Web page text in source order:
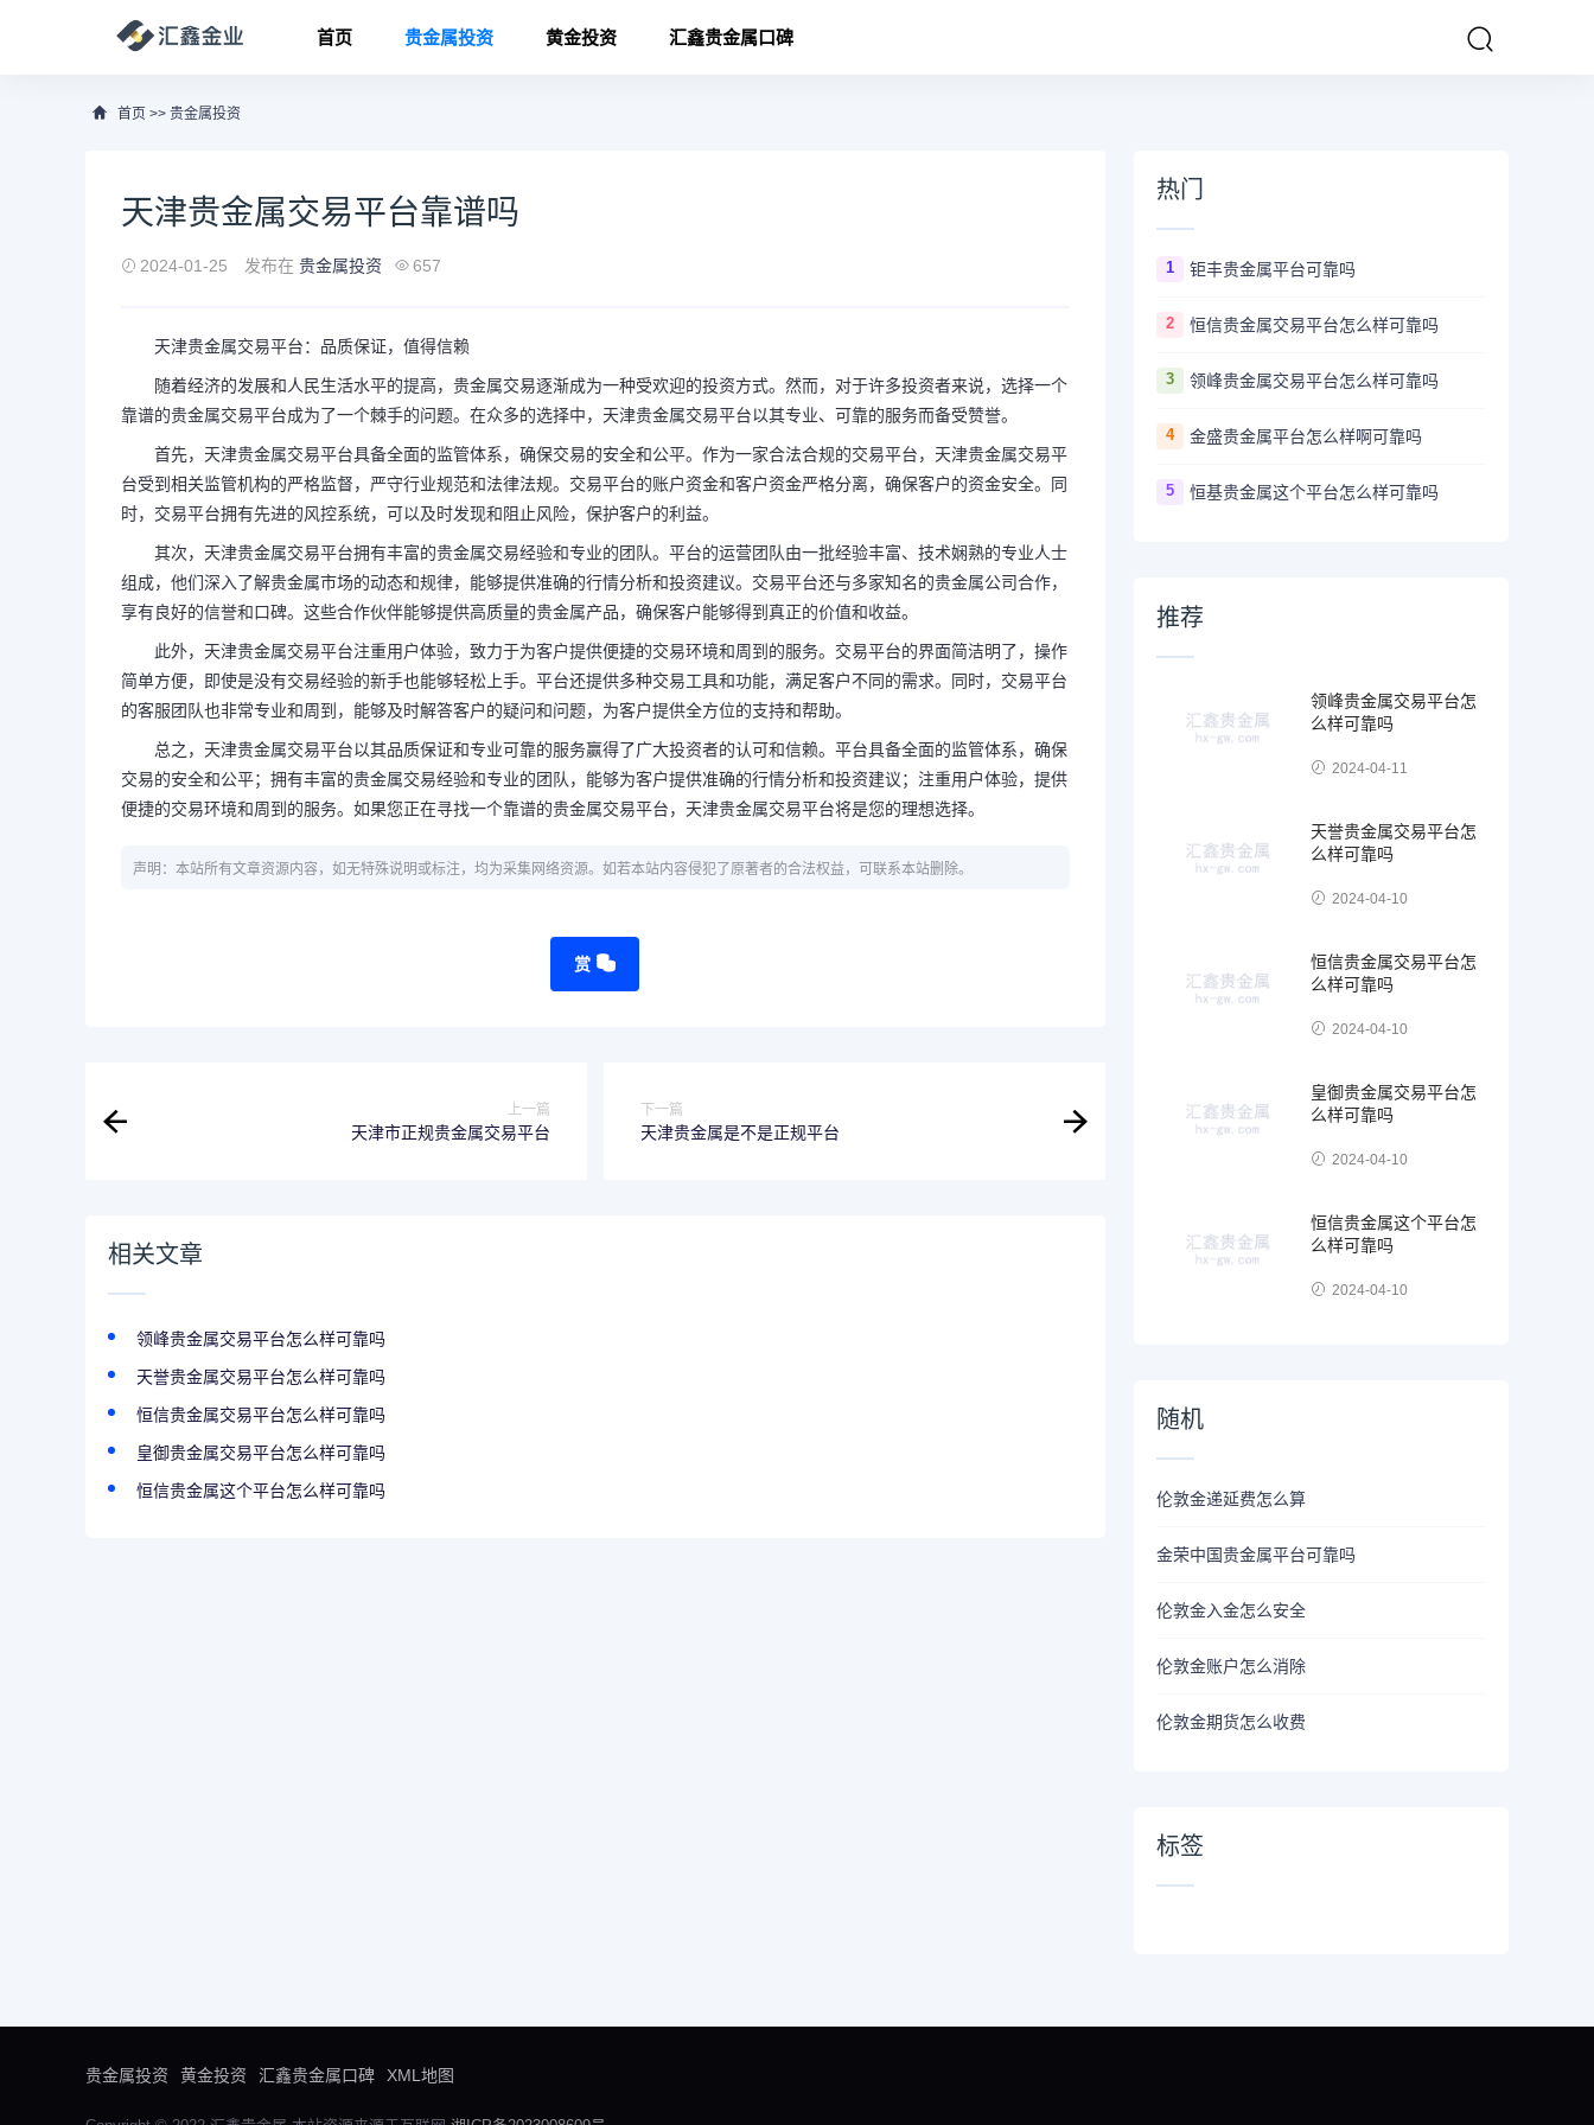
首页 贵金属投资 黄金投资 汇鑫贵金属口碑
首页 >> 贵金属投资
天津贵金属交易平台靠谱吗
2024-01-25 发布在 贵金属投资 657
天津贵金属交易平台：品质保证，值得信赖
随着经济的发展和人民生活水平的提高，贵金属交易逐渐成为一种受欢迎的投资方式。然而，对于许多投资者来说，选择一个
靠谱的贵金属交易平台成为了一个棘手的问题。在众多的选择中，天津贵金属交易平台以其专业、可靠的服务而备受赞誉。
首先，天津贵金属交易平台具备全面的监管体系，确保交易的安全和公平。作为一家合法合规的交易平台，天津贵金属交易平
台受到相关监管机构的严格监督，严守行业规范和法律法规。交易平台的账户资金和客户资金严格分离，确保客户的资金安全。同
时，交易平台拥有先进的风控系统，可以及时发现和阻止风险，保护客户的利益。
其次，天津贵金属交易平台拥有丰富的贵金属交易经验和专业的团队。平台的运营团队由一批经验丰富、技术娴熟的专业人士
组成，他们深入了解贵金属市场的动态和规律，能够提供准确的行情分析和投资建议。交易平台还与多家知名的贵金属公司合作，
享有良好的信誉和口碑。这些合作伙伴能够提供高质量的贵金属产品，确保客户能够得到真正的价值和收益。
此外，天津贵金属交易平台注重用户体验，致力于为客户提供便捷的交易环境和周到的服务。交易平台的界面简洁明了，操作
简单方便，即使是没有交易经验的新手也能够轻松上手。平台还提供多种交易工具和功能，满足客户不同的需求。同时，交易平台
的客服团队也非常专业和周到，能够及时解答客户的疑问和问题，为客户提供全方位的支持和帮助。
总之，天津贵金属交易平台以其品质保证和专业可靠的服务赢得了广大投资者的认可和信赖。平台具备全面的监管体系，确保
交易的安全和公平；拥有丰富的贵金属交易经验和专业的团队，能够为客户提供准确的行情分析和投资建议；注重用户体验，提供
便捷的交易环境和周到的服务。如果您正在寻找一个靠谱的贵金属交易平台，天津贵金属交易平台将是您的理想选择。
声明：本站所有文章资源内容，如无特殊说明或标注，均为采集网络资源。如若本站内容侵犯了原著者的合法权益，可联系本站删除。
赏
上一篇
天津市正规贵金属交易平台
下一篇
天津贵金属是不是正规平台
相关文章
领峰贵金属交易平台怎么样可靠吗
天誉贵金属交易平台怎么样可靠吗
恒信贵金属交易平台怎么样可靠吗
皇御贵金属交易平台怎么样可靠吗
恒信贵金属这个平台怎么样可靠吗
热门
1 钜丰贵金属平台可靠吗
2 恒信贵金属交易平台怎么样可靠吗
3 领峰贵金属交易平台怎么样可靠吗
4 金盛贵金属平台怎么样啊可靠吗
5 恒基贵金属这个平台怎么样可靠吗
推荐
领峰贵金属交易平台怎
么样可靠吗
2024-04-11
天誉贵金属交易平台怎
么样可靠吗
2024-04-10
恒信贵金属交易平台怎
么样可靠吗
2024-04-10
皇御贵金属交易平台怎
么样可靠吗
2024-04-10
恒信贵金属这个平台怎
么样可靠吗
2024-04-10
随机
伦敦金递延费怎么算
金荣中国贵金属平台可靠吗
伦敦金入金怎么安全
伦敦金账户怎么消除
伦敦金期货怎么收费
标签
贵金属投资 黄金投资 汇鑫贵金属口碑 XML地图